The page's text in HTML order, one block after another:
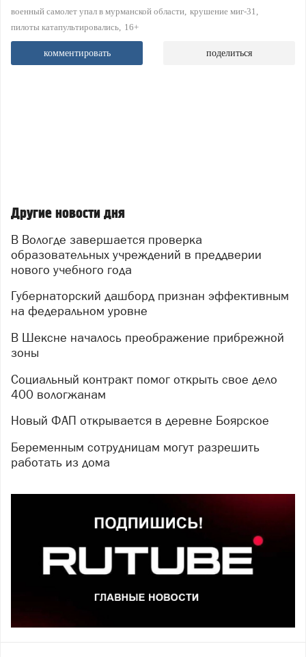
военный самолет упал в мурманской области крушение миг-31
пилоты катапультировались 16+
комментировать поделиться
Другие новости дня
В Вологде завершается проверка
образовательных учреждений в преддверии
нового учебного года
Губернаторский дашборд признан эффективным
на федеральном уровне
В Шексне началось преображение прибрежной
зоны
Социальный контракт помог открыть свое дело
400 вологжанам
Новый ФАП открывается в деревне Боярское
Беременным сотрудницам могут разрешить
работать из дома